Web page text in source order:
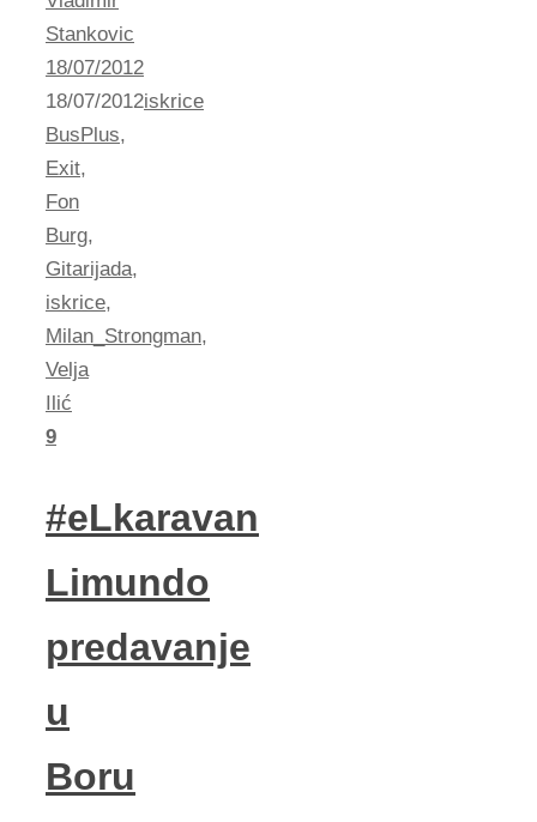
Stankovic
18/07/2012
18/07/2012iskrice
BusPlus,
Exit,
Fon
Burg,
Gitarijada,
iskrice,
Milan_Strongman,
Velja
Ilić
9
#eLkaravan
Limundo
predavanje
u
Boru